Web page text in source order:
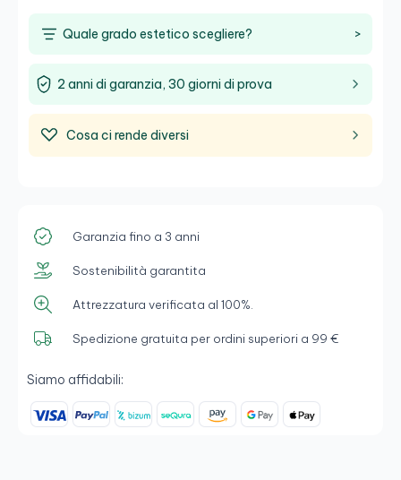
Quale grado estetico scegliere? >
2 anni di garanzia, 30 giorni di prova
Cosa ci rende diversi
Garanzia fino a 3 anni
Sostenibilità garantita
Attrezzatura verificata al 100%.
Spedizione gratuita per ordini superiori a 99 €
Siamo affidabili: